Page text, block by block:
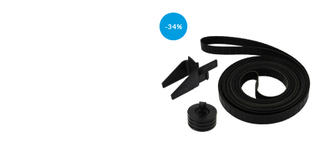
ACCESSORIES
4 produkti
-34%